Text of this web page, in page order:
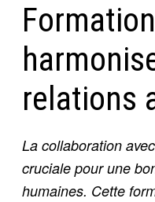
relations
La collaboration
cruciale pour une
humaines. Cette